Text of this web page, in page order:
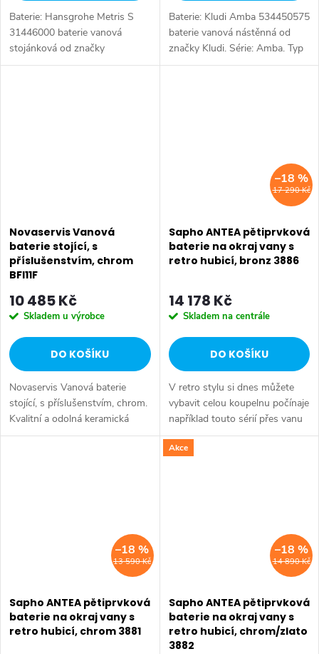
Baterie: Hansgrohe Metris S
31446000 baterie vanová
stojánková od značky
Hansgrohe. Série: Metris S. Typ
Baterie: Kludi Amba 534450575
baterie vanová nástěnná od
značky Kludi. Série: Amba. Typ
baterie: Páková baterie,
Novaservis Vanová
baterie stojící, s
příslušenstvím, chrom
BFI11F
10 485 Kč
Skladem u výrobce
DO KOŠÍKU
Novaservis Vanová baterie
stojící, s příslušenstvím, chrom.
Kvalitní a odolná keramická
kartuše 35 mm s prodlouženou
17 290 Kč
–18 %
Sapho ANTEA pětiprvková
baterie na okraj vany s
retro hubicí, bronz 3886
14 178 Kč
Skladem na centrále
DO KOŠÍKU
V retro stylu si dnes můžete
vybavit celou koupelnu počínaje
například touto sérií přes vanu
Retro, doplňky Diamond až po
keramiku Retro nebo Classic.
13 590 Kč
–18 %
Sapho ANTEA pětiprvková
baterie na okraj vany s
retro hubicí, chrom 3881
Akce
14 890 Kč
–18 %
Sapho ANTEA pětiprvková
baterie na okraj vany s
retro hubicí, chrom/zlato
3882